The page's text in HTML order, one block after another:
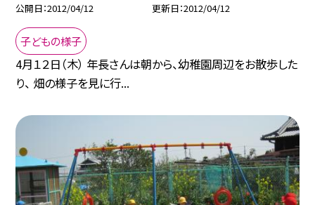
公開日 2012/04/12 更新日 2012/04/12
子どもの様子
4月１２日（木） 年長さんは朝から、幼稚園周辺をお散歩した
り、 畑の様子を見に行...